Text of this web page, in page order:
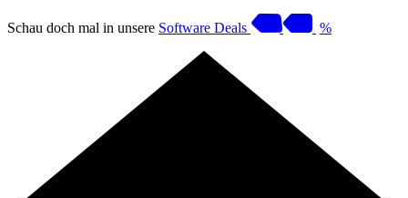
Schau doch mal in unsere Software Deals %